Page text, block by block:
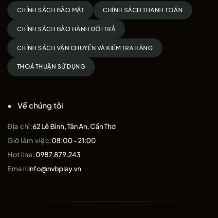
CHÍNH SÁCH BẢO MẬT CHÍNH SÁCH THANH TOÁN
CHÍNH SÁCH BẢO HÀNH ĐỔI TRẢ
CHÍNH SÁCH VẬN CHUYỂN VÀ KIỂM TRA HÀNG
THOẢ THUẬN SỬ DỤNG
Về chúng tôi
Địa chỉ:62 Lê Bình, Tân An, Cần Thơ
Giờ làm việc:08:00 - 21:00
Hotline:0987.879.243
Email:info@nvbplay.vn